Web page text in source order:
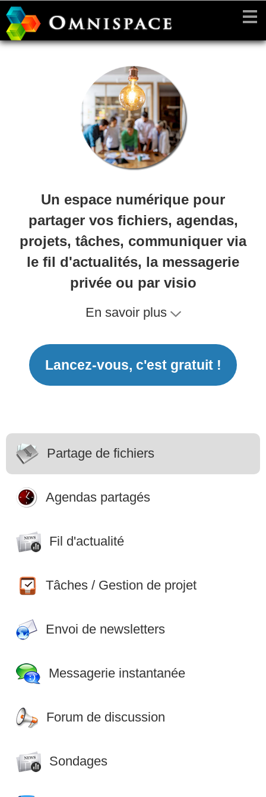
Un espace numérique pour
partager vos fichiers, agendas,
projets, tâches, communiquer via
le fil d'actualités, la messagerie
privée ou par visio
En savoir plus
Lancez-vous, c'est gratuit !
Partage de fichiers
Agendas partagés
Fil d'actualité
Tâches / Gestion de projet
Envoi de newsletters
Messagerie instantanée
Forum de discussion
Sondages